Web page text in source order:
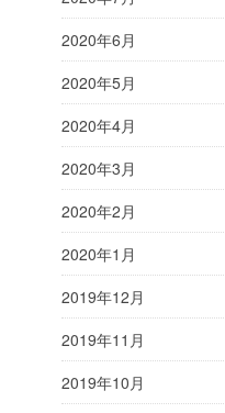
2020年6月
2020年5月
2020年4月
2020年3月
2020年2月
2020年1月
2019年12月
2019年11月
2019年10月